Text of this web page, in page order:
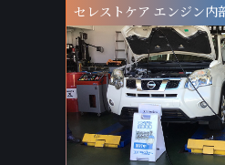
セレストケア エンジン内